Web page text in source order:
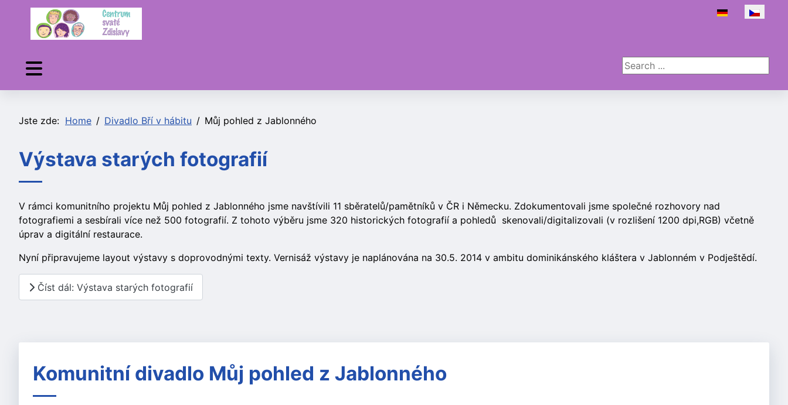
Zvolte jazyk
Search ...
Jste zde: Home Divadlo Bří v hábitu Můj pohled z Jablonného
Výstava starých fotografií
V rámci komunitního projektu Můj pohled z Jablonného jsme navštívili 11 sběratelů/pamětníků v ČR i Německu. Zdokumentovali jsme společné rozhovory nad
fotografiemi a sesbírali více než 500 fotografií. Z tohoto výběru jsme 320 historických fotografií a pohledů skenovali/digitalizovali (v rozlišení 1200 dpi,RGB) včetně
úprav a digitální restaurace.
Nyní připravujeme layout výstavy s doprovodnými texty. Vernisáž výstavy je naplánována na 30.5. 2014 v ambitu dominikánského kláštera v Jablonném v Podještědí.
Číst dál: Výstava starých fotografií
Komunitní divadlo Můj pohled z Jablonného